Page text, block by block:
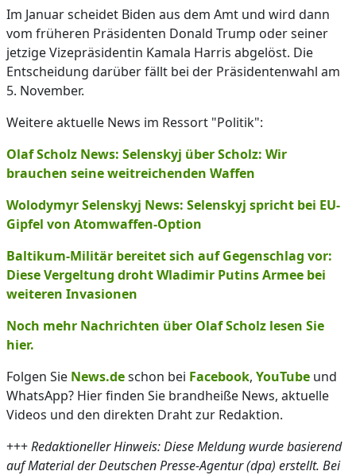
Im Januar scheidet Biden aus dem Amt und wird dann
vom früheren Präsidenten Donald Trump oder seiner
jetzige Vizepräsidentin Kamala Harris abgelöst. Die
Entscheidung darüber fällt bei der Präsidentenwahl am
5. November.
Weitere aktuelle News im Ressort "Politik":
Olaf Scholz News: Selenskyj über Scholz: Wir
brauchen seine weitreichenden Waffen
Wolodymyr Selenskyj News: Selenskyj spricht bei EU-
Gipfel von Atomwaffen-Option
Baltikum-Militär bereitet sich auf Gegenschlag vor:
Diese Vergeltung droht Wladimir Putins Armee bei
weiteren Invasionen
Noch mehr Nachrichten über Olaf Scholz lesen Sie
hier.
Folgen Sie News.deschon bei Facebook, YouTube und
WhatsApp? Hier finden Sie brandheiße News, aktuelle
Videos und den direkten Draht zur Redaktion.
+++Redaktioneller Hinweis: Diese Meldung wurde basierend
auf Material der Deutschen Presse-Agentur (dpa) erstellt. Bei